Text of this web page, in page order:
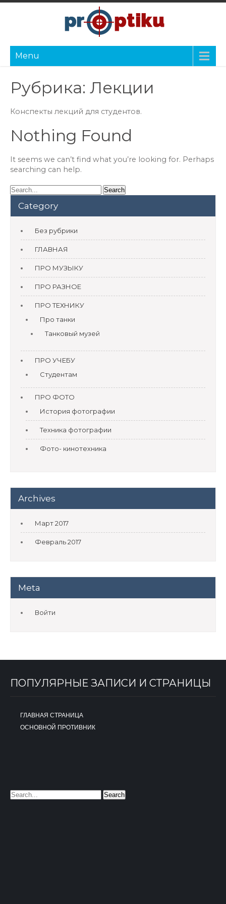
Menu
Рубрика: Лекции
Конспекты лекций для студентов.
Nothing Found
It seems we can’t find what you’re looking for. Perhaps
searching can help.
Category
Без рубрики
ГЛАВНАЯ
ПРО МУЗЫКУ
ПРО РАЗНОЕ
ПРО ТЕХНИКУ
Про танки
Танковый музей
ПРО УЧЕБУ
Студентам
ПРО ФОТО
История фотографии
Техника фотографии
Фото- кинотехника
Archives
Март 2017
Февраль 2017
Meta
Войти
ПОПУЛЯРНЫЕ ЗАПИСИ И СТРАНИЦЫ
ГЛАВНАЯ СТРАНИЦА
ОСНОВНОЙ ПРОТИВНИК